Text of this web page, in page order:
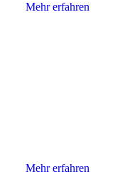
Mehr erfahren
Mehr erfahren